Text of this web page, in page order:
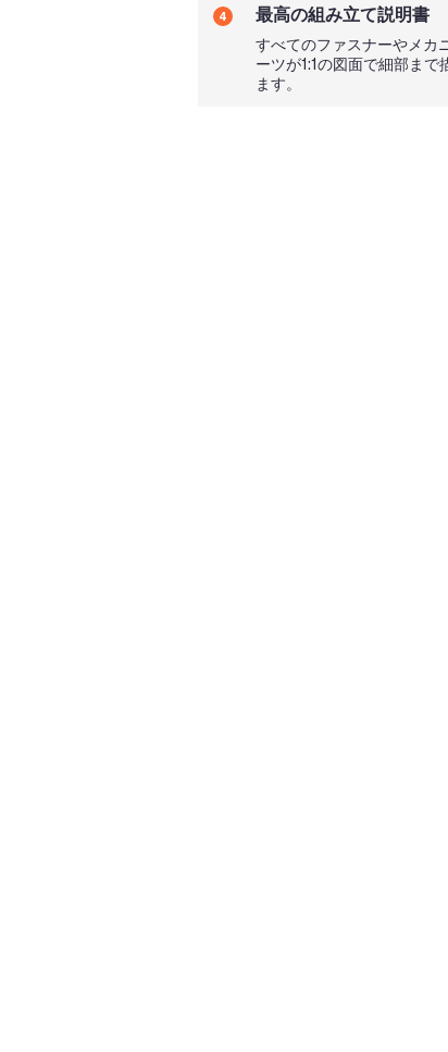
4 最高の組み立て説明書
すべてのファスナーやメカ
ーツが1:1の図面で細部まで
ます。